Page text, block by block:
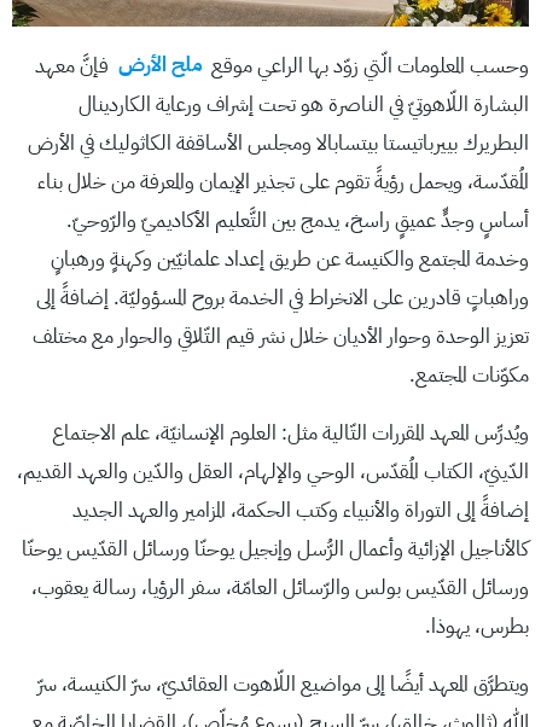
وحسب المعلومات الّتي زوّد بها الراعي موقع ملح الأرض فإنَّ معهد
البشارة اللّاهوتيّ في الناصرة هو تحت إشراف ورعاية الكاردينال
البطريرك بييرباتيستا بيتسابالا ومجلس الأساقفة الكاثوليك في الأرض
المُقدّسة، ويحمل رؤيةً تقوم على تجذير الإيمان والمعرفة من خلال بناء
أساسٍ وجدٍّ عميقٍ راسخ، يدمج بين التَّعليم الأكاديميّ والرّوحيّ.
وخدمة المجتمع والكنيسة عن طريق إعداد علمانيّين وكهنةٍ ورهبانٍ
وراهباتٍ قادرين على الانخراط في الخدمة بروح المسؤوليّة. إضافةً إلى
تعزيز الوحدة وحوار الأديان خلال نشر قيم التّلاقي والحوار مع مختلف
مكوّنات المجتمع.
ويُدرِّس المعهد المقررات التّالية مثل: العلوم الإنسانيّة، علم الاجتماع
الدّينيّ، الكتاب المُقدّس، الوحي والإلهام، العقل والدّين والعهد القديم،
إضافةً إلى التوراة والأنبياء وكتب الحكمة، المزامير والعهد الجديد
كالأناجيل الإزائية وأعمال الرُّسل وإنجيل يوحنّا ورسائل القدّيس يوحنّا
ورسائل القدّيس بولس والرّسائل العامّة، سفر الرؤيا، رسالة يعقوب،
بطرس، يهوذا.
ويتطرَّق المعهد أيضًا إلى مواضيع اللّاهوت العقائديّ، سرّ الكنيسة، سرّ